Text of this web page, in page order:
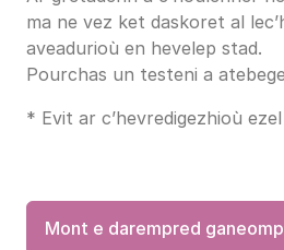
ma ne vez ket daskoret al
aveadurioù en hevelep stad.
Pourchas un testeni a
* Evit ar c’hevredigezhioù
Mont e darempred ganeomp